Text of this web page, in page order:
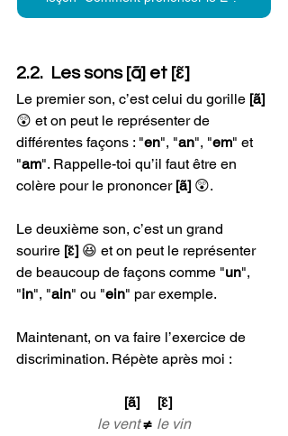
2.2.  Les sons [ã] et [ɛ̃]
Le premier son, c’est celui du gorille [ã]
😲 et on peut le représenter de
différentes façons : "en", "an", "em" et
"am". Rappelle-toi qu’il faut être en
colère pour le prononcer [ã] 😲.
Le deuxième son, c’est un grand
sourire [ɛ̃] 😆 et on peut le représenter
de beaucoup de façons comme "un",
"in", "ain" ou "ein" par exemple.
Maintenant, on va faire l’exercice de
discrimination. Répète après moi :
  [ã]     [ɛ̃]
le vent ≠ le vin